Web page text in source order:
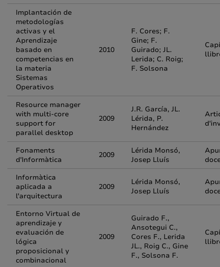
Implantación de
metodologías
activas y el
Aprendizaje
basado en
competencias en
la materia
Sistemas
Operativos
2010
F. Cores; F.
Gine; F.
Guirado; JL.
Lerida; C. Roig;
F. Solsona
Resource manager
with multi-core
support for
parallel desktop
2009
J.R. García, JL.
Lérida, P.
Hernández
Fonaments
d'Informàtica
2009
Lérida Monsó,
Josep Lluís
Informàtica
aplicada a
l'arquitectura
2009
Lérida Monsó,
Josep Lluís
Entorno Virtual de
aprendizaje y
evaluación de
lógica
proposicional y
combinacional
2009
Guirado F.,
Ansotegui C.,
Cores F., Lerida
JL., Roig C., Gine
F., Solsona F.